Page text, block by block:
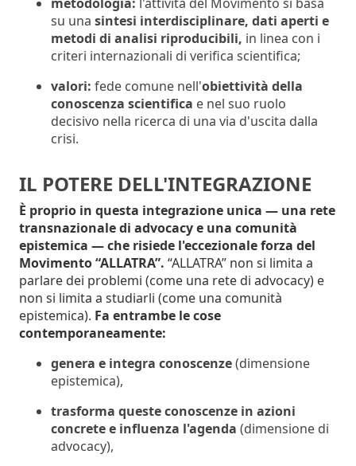
su una sintesi interdisciplinare, dati aperti e
metodi di analisi riproducibili, in linea con i
criteri internazionali di verifica scientifica;
valori: fede comune nell'obiettività della
conoscenza scientifica e nel suo ruolo
decisivo nella ricerca di una via d'uscita dalla
crisi.
IL POTERE DELL'INTEGRAZIONE
È proprio in questa integrazione unica — una rete
transnazionale di advocacy e una comunità
epistemica — che risiede l'eccezionale forza del
Movimento “ALLATRA”. “ALLATRA” non si limita a
parlare dei problemi (come una rete di advocacy) e
non si limita a studiarli (come una comunità
epistemica). Fa entrambe le cose
contemporaneamente:
genera e integra conoscenze(dimensione
epistemica),
trasforma queste conoscenze in azioni
concrete e influenza l'agenda (dimensione di
advocacy),